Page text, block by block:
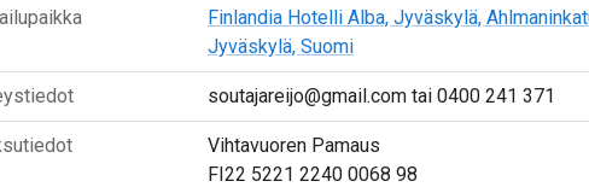
Finlandia Hotelli Alba, Jyväskylä,
Jyväskylä, Suomi
soutajareijo@gmail.com tai 0400 241 371
Vihtavuoren Pamaus
FI22 5221 2240 0068 98